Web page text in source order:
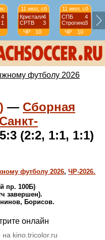
4
1
11 июл, сб
Кристалл4
СРТВ
3
ЧР
10
тур
11 июл, сб
СПБ
4
Строгино3
ЧР
10
тур
футболу 2026
— Сборная
(2:2, 1:1, 1:1)
футболу 2026, ЧР-2026.
пр. 100Б)
завершен).
Борисов.
kino.tricolor.ru